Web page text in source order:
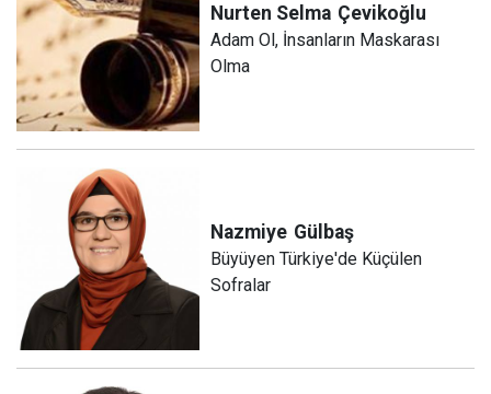
Nurten Selma Çevikoğlu
Adam Ol, İnsanların Maskarası
Olma
Nazmiye Gülbaş
Büyüyen Türkiye'de Küçülen
Sofralar